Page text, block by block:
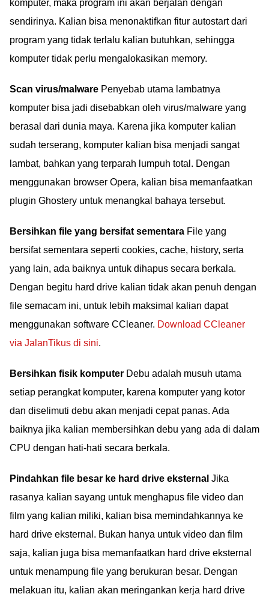
komputer, maka program ini akan berjalan dengan
sendirinya. Kalian bisa menonaktifkan fitur autostart dari
program yang tidak terlalu kalian butuhkan, sehingga
komputer tidak perlu mengalokasikan memory.
Scan virus/malware Penyebab utama lambatnya
komputer bisa jadi disebabkan oleh virus/malware yang
berasal dari dunia maya. Karena jika komputer kalian
sudah terserang, komputer kalian bisa menjadi sangat
lambat, bahkan yang terparah lumpuh total. Dengan
menggunakan browser Opera, kalian bisa memanfaatkan
plugin Ghostery untuk menangkal bahaya tersebut.
Bersihkan file yang bersifat sementara File yang
bersifat sementara seperti cookies, cache, history, serta
yang lain, ada baiknya untuk dihapus secara berkala.
Dengan begitu hard drive kalian tidak akan penuh dengan
file semacam ini, untuk lebih maksimal kalian dapat
menggunakan software CCleaner. Download CCleaner
via JalanTikus di sini.
Bersihkan fisik komputer Debu adalah musuh utama
setiap perangkat komputer, karena komputer yang kotor
dan diselimuti debu akan menjadi cepat panas. Ada
baiknya jika kalian membersihkan debu yang ada di dalam
CPU dengan hati-hati secara berkala.
Pindahkan file besar ke hard drive eksternal Jika
rasanya kalian sayang untuk menghapus file video dan
film yang kalian miliki, kalian bisa memindahkannya ke
hard drive eksternal. Bukan hanya untuk video dan film
saja, kalian juga bisa memanfaatkan hard drive eksternal
untuk menampung file yang berukuran besar. Dengan
melakuan itu, kalian akan meringankan kerja hard drive